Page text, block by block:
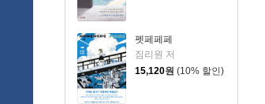
펫페페페
짐리원 저
15,120원 (10% 할인)